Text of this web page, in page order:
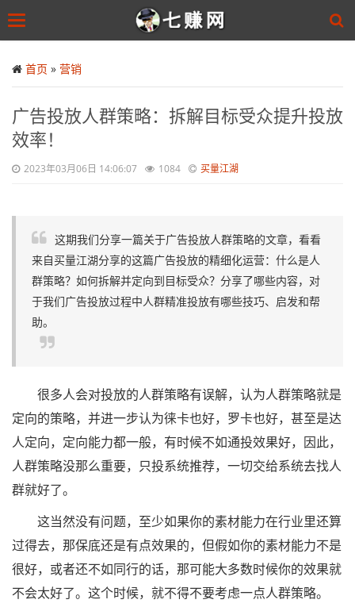
to
main
Toggle
首页 » 营销
广告投放人群策略：拆解目标受众提升投放
效率！
2023年03月06日 14:06:07 1084 买量江湖
这期我们分享一篇关于广告投放人群策略的文章，看看
来自买量江湖分享的这篇广告投放的精细化运营：什么是人
群策略？如何拆解并定向到目标受众？分享了哪些内容，对
于我们广告投放过程中人群精准投放有哪些技巧、启发和帮
助。
很多人会对投放的人群策略有误解，认为人群策略就是
定向的策略，并进一步认为徕卡也好，罗卡也好，甚至是达
人定向，定向能力都一般，有时候不如通投效果好，因此，
人群策略没那么重要，只投系统推荐，一切交给系统去找人
群就好了。
这当然没有问题，至少如果你的素材能力在行业里还算
过得去，那保底还是有点效果的，但假如你的素材能力不是
很好，或者还不如同行的话，那可能大多数时候你的效果就
不会太好了。这个时候，就不得不要考虑一点人群策略。